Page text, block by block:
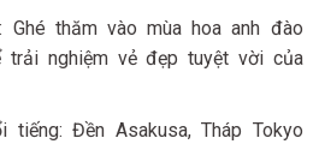
thăm vào mùa hoa anh đào
nghiệm vẻ đẹp tuyệt vời của
tiếng: Đền Asakusa, Tháp Tokyo